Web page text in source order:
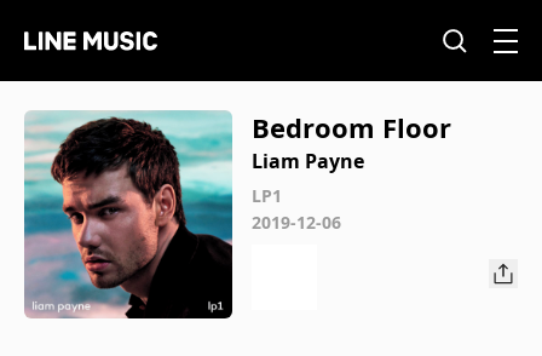
Bedroom Floor
Liam Payne
LP1
2019-12-06